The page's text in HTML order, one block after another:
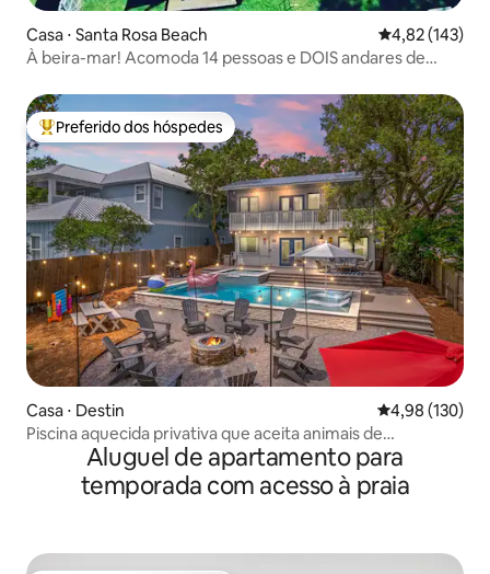
Casa ⋅ Santa Rosa Beach 4,82 de uma
4,82 (143)
À beira-mar! Acomoda 14 pessoas e DOIS andares de
Entre os melhores preferidos dos hóspedes
Preferido dos hóspedes
Casa ⋅ Destin 4,98 de uma
4,98 (130)
Piscina aquecida privativa que aceita animais de
estimação, banheira de hidromassagem e lareira externa
a 6 minutos
Aluguel de apartamento para
temporada com acesso à praia